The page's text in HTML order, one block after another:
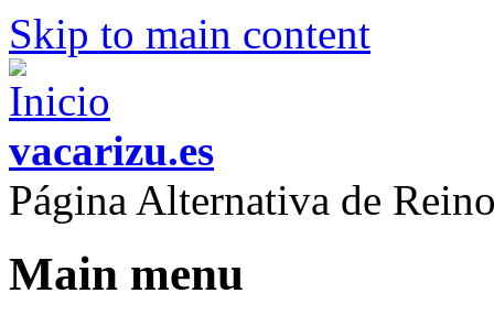
Skip to main content
vacarizu.es
Página Alternativa de
Main menu